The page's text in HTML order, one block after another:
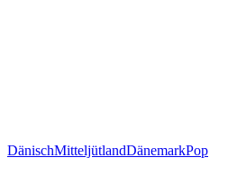
DänischMitteljütlandDänemarkPop